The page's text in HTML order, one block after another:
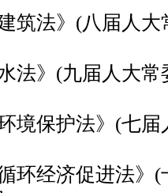
筑法》(八届人
法》(九届人大
境保护法》(七
环经济促进法》